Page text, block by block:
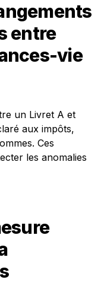
entre
vie
un Livret A et
aux impôts,
Ces
les anomalies